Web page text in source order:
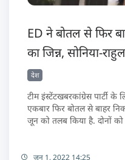
ED ने बोतल से फिर
का जिन्न, सोनिया-
देश
टीम इंस्टेंटखबरकांग्रेस पार्टी
एकबार फिर बोतल से बाहर
जून को तलब किया है. दोनों
जून 1, 2022 14:25